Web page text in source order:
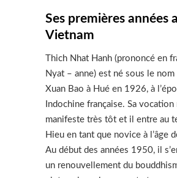
Ses premières années
Vietnam
Thich Nhat Hanh (prononcé en
Nyat – anne) est né sous le
Xuan Bao à Hué en 1926, à
Indochine française. Sa
manifeste très tôt et il entre au
Hieu en tant que novice à l’âge
Au début des années 1950, il
un renouvellement du